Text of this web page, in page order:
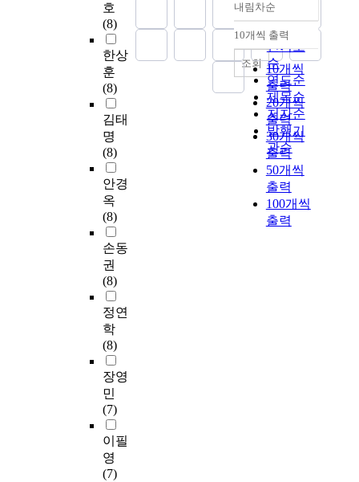
호
(8)
한상
훈
(8)
김태
명
(8)
안경
옥
(8)
손동
권
(8)
정연
학
(8)
장영
민
(7)
이필
영
(7)
정확도
순
인기도
순
연도순
제목순
저자순
발행기
관순
내림차순
내림차순
10개씩 출력
10개씩
출력
20개씩
출력
30개씩
출력
50개씩
출력
100개씩
출력
조회